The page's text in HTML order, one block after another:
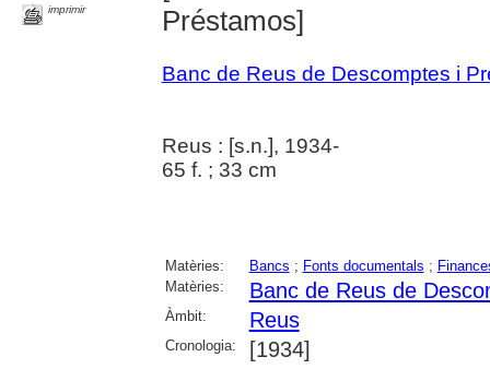
imprimir
Préstamos]
Banc de Reus de Descomptes i
Reus : [s.n.], 1934-
65 f. ; 33 cm
Matèries: Bancs ; Fonts documentals ;
Matèries:
Banc de Reus de
Àmbit: Reus
Cronologia: [1934]